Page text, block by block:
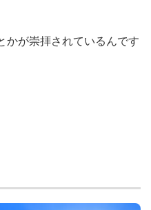
かが崇拝されているんです